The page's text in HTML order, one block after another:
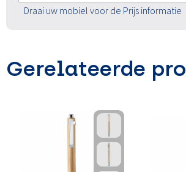
Draai uw mobiel voor de Prijs informatie
Gerelateerde